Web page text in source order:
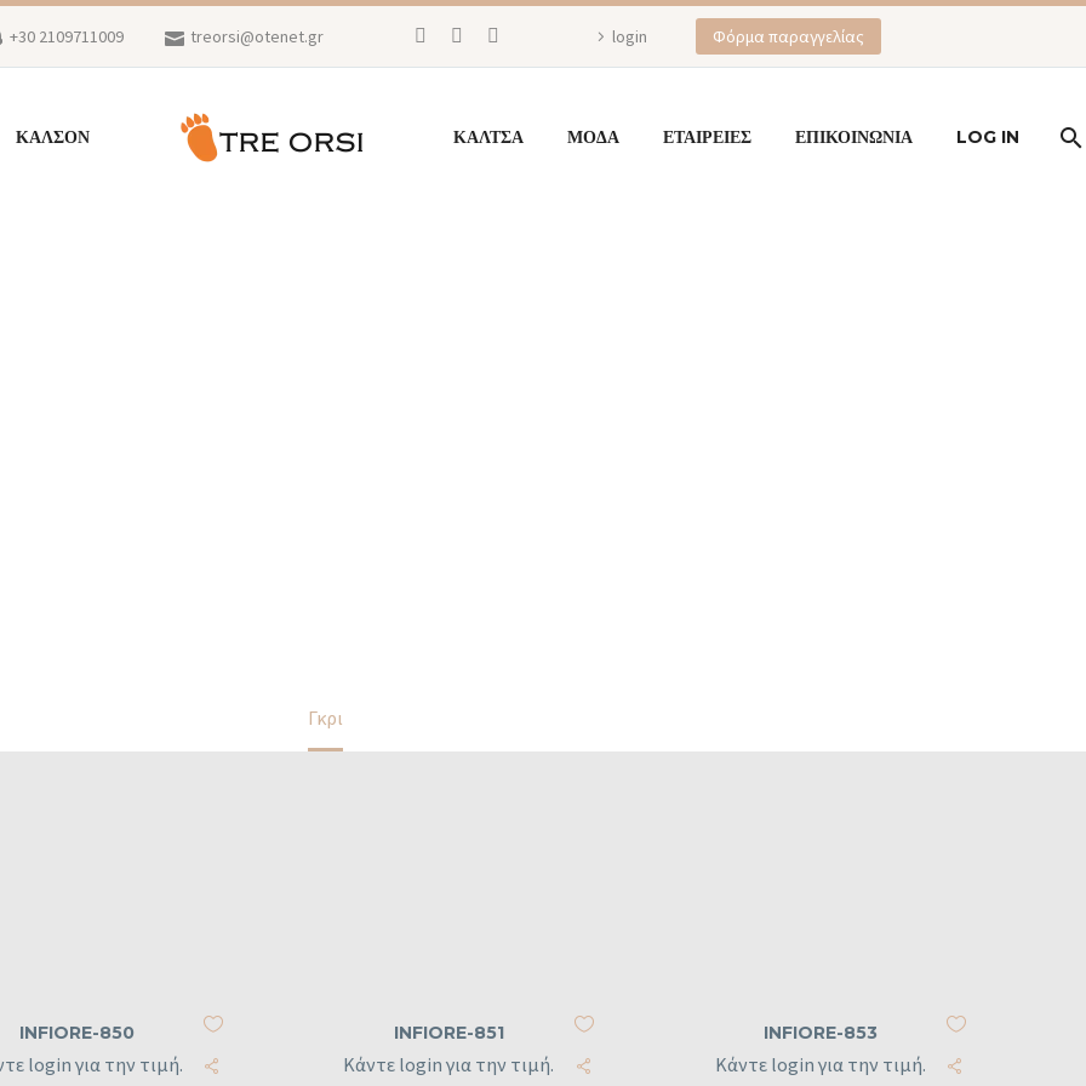
+30 2109711009 treorsi@otenet.gr login Φόρμα παραγγελίας
ΚΑΛΣΟΝ ΚΑΛΤΣΑ ΜΟΔΑ ΕΤΑΙΡΕΙΕΣ ΕΠΙΚΟΙΝΩΝΙΑ LOG IN
Γκρι
INFIORE-850
login για την τιμή.
INFIORE-851
Κάντε login για την τιμή.
INFIORE-853
Κάντε login για την τιμή.